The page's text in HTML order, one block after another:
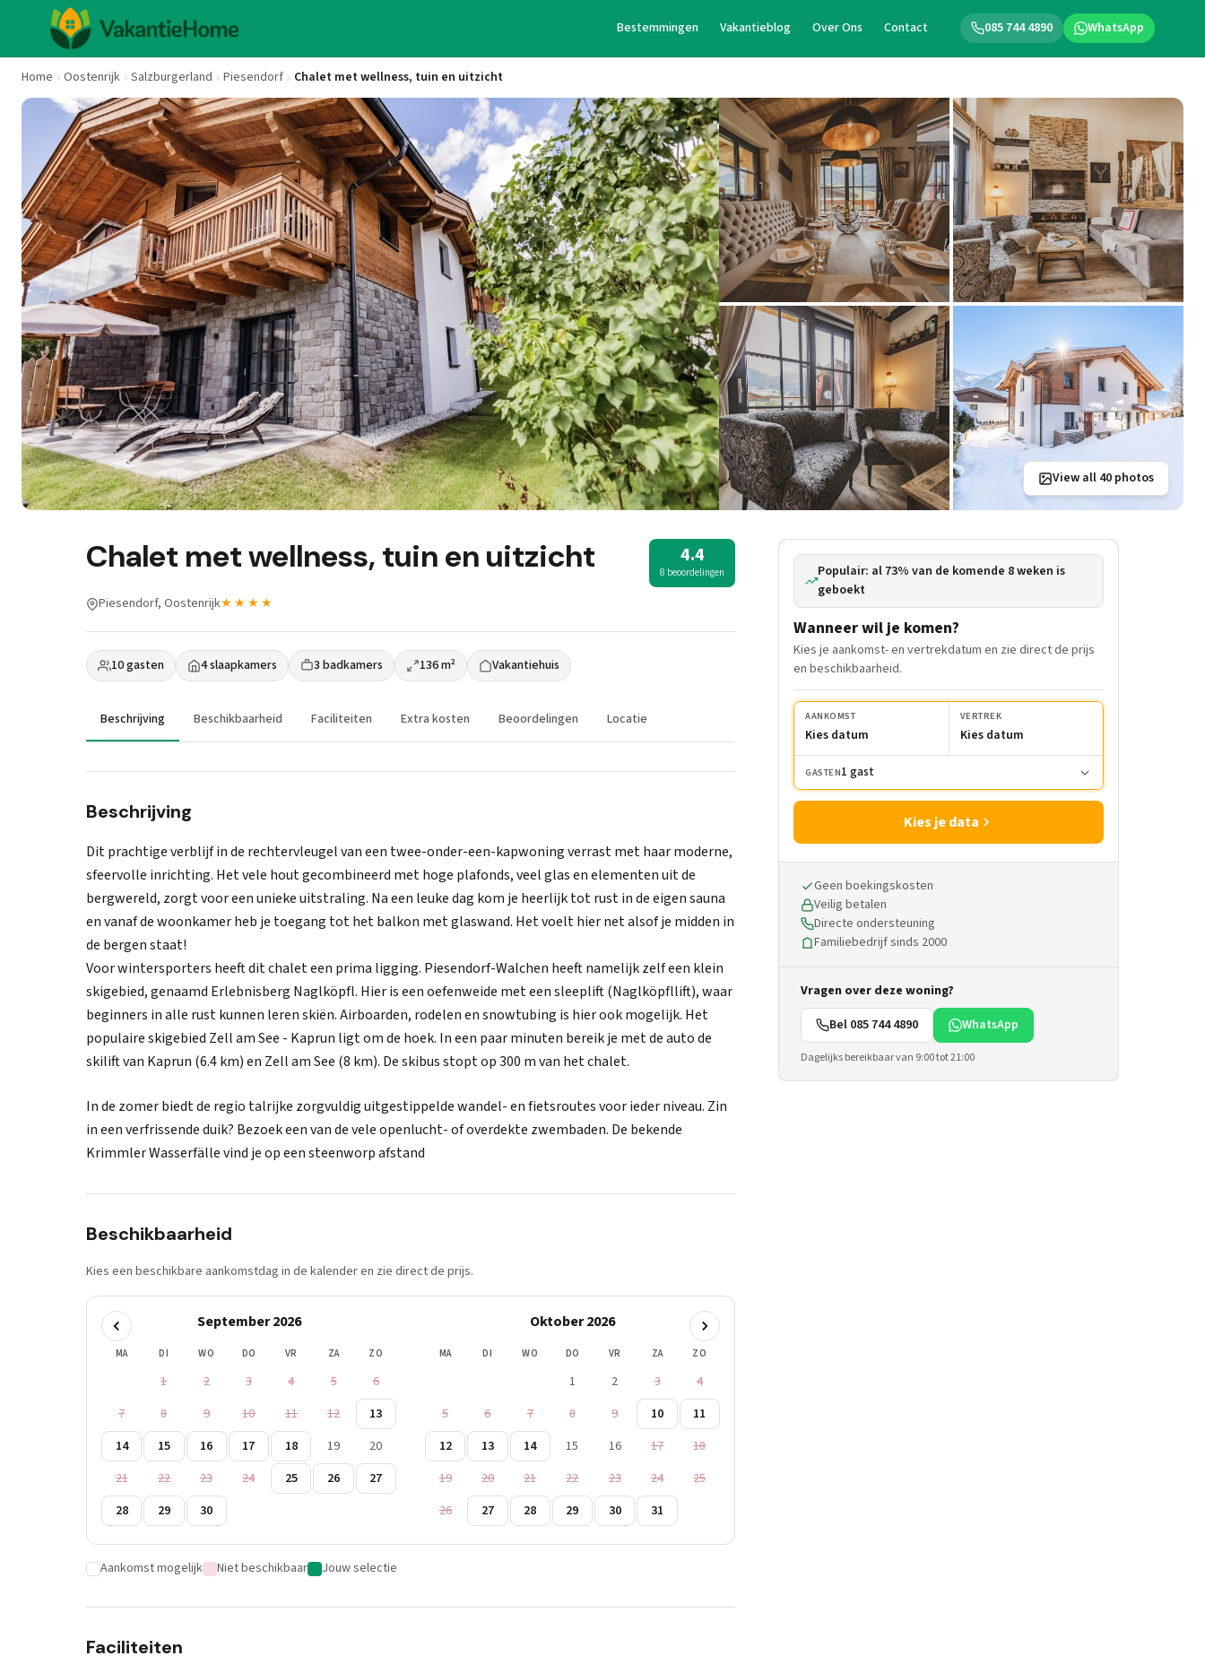
085 744 4890 WhatsApp
Bestemmingen Vakantieblog Over Ons Contact
Home Oostenrijk Salzburgerland Piesendorf Chalet met wellness, tuin en uitzicht
View all 40 photos
Chalet met wellness, tuin en uitzicht 4.4
8 beoordelingen
Piesendorf, Oostenrijk★★★★
10 gasten 4 slaapkamers 3 badkamers 136 m² Vakantiehuis
Beschrijving Beschikbaarheid Faciliteiten Extra kosten Beoordelingen Locatie
Beschrijving
Dit prachtige verblijf in de rechtervleugel van een twee-onder-een-kapwoning verrast met haar moderne,
sfeervolle inrichting. Het vele hout gecombineerd met hoge plafonds, veel glas en elementen uit de
bergwereld, zorgt voor een unieke uitstraling. Na een leuke dag kom je heerlijk tot rust in de eigen sauna
en vanaf de woonkamer heb je toegang tot het balkon met glaswand. Het voelt hier net alsof je midden in
de bergen staat!
Voor wintersporters heeft dit chalet een prima ligging. Piesendorf-Walchen heeft namelijk zelf een klein
skigebied, genaamd Erlebnisberg Naglköpfl. Hier is een oefenweide met een sleeplift (Naglköpfllift), waar
beginners in alle rust kunnen leren skiën. Airboarden, rodelen en snowtubing is hier ook mogelijk. Het
populaire skigebied Zell am See - Kaprun ligt om de hoek. In een paar minuten bereik je met de auto de
skilift van Kaprun (6.4 km) en Zell am See (8 km). De skibus stopt op 300 m van het chalet.
In de zomer biedt de regio talrijke zorgvuldig uitgestippelde wandel- en fietsroutes voor ieder niveau. Zin
in een verfrissende duik? Bezoek een van de vele openlucht- of overdekte zwembaden. De bekende
Krimmler Wasserfälle vind je op een steenworp afstand
Beschikbaarheid
Kies een beschikbare aankomstdag in de kalender en zie direct de prijs.
September 2026
MA DI WO DO VR ZA ZO
1 2 3 4 5
6
7
8 9 10 11 12
13
14
15 16 17 18 19
20
21
22 23 24 25 26
27
28
29 30
Oktober 2026
MA DI WO DO VR ZA ZO
1 2 3
4
5
6 7 8 9 10
11
12
13 14 15 16 17
18
19
20 21 22 23 24
25
26
27 28 29 30 31
Aankomst mogelijk Niet beschikbaar Jouw selectie
Faciliteiten
Populair: al 73% van de komende 8 weken is
geboekt
Wanneer wil je komen?
Kies je aankomst- en vertrekdatum en zie direct de prijs
en beschikbaarheid.
AANKOMST
Kies datum
VERTREK
Kies datum
GASTEN1 gast
Kies je data
Geen boekingskosten
Veilig betalen
Directe ondersteuning
Familiebedrijf sinds 2000
Vragen over deze woning?
Bel 085 744 4890
WhatsApp
Dagelijks bereikbaar van 9:00 tot 21:00